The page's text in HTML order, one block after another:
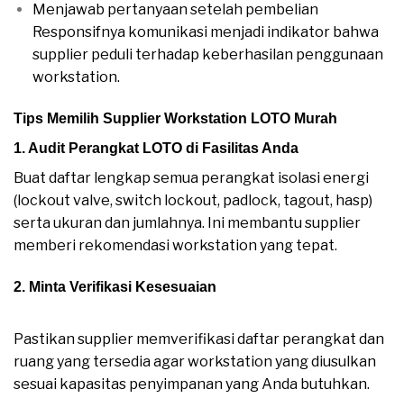
Menjawab pertanyaan setelah pembelian
Responsifnya komunikasi menjadi indikator bahwa
supplier peduli terhadap keberhasilan penggunaan
workstation.
Tips Memilih Supplier Workstation LOTO Murah
1. Audit Perangkat LOTO di Fasilitas Anda
Buat daftar lengkap semua perangkat isolasi energi
(lockout valve, switch lockout, padlock, tagout, hasp)
serta ukuran dan jumlahnya. Ini membantu supplier
memberi rekomendasi workstation yang tepat.
2. Minta Verifikasi Kesesuaian
Pastikan supplier memverifikasi daftar perangkat dan
ruang yang tersedia agar workstation yang diusulkan
sesuai kapasitas penyimpanan yang Anda butuhkan.